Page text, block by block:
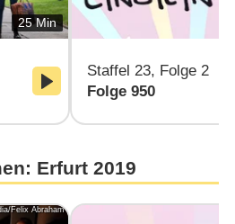
25 Min
Staffel 23, Folge 2
Folge 950
Erfurt 2019
Felix Abraham